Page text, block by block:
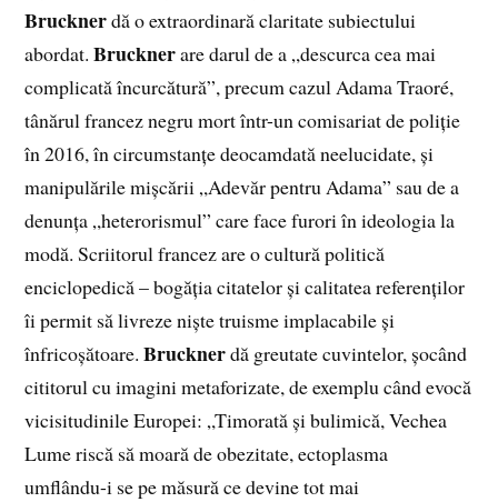
Brucknerdă o extraordinară claritate subiectului
abordat.Brucknerare darul de a „descurca cea mai
complicată încurcătură”, precum cazul Adama Traoré,
tânărul francez negru mort într-un comisariat de poliție
în 2016, în circumstanțe deocamdată neelucidate, și
manipulările mișcării „Adevăr pentru Adama” sau de a
denunța „heterorismul” care face furori în ideologia la
modă. Scriitorul francez are o cultură politică
enciclopedică – bogăția citatelor și calitatea referenților
îi permit să livreze niște truisme implacabile și
înfricoșătoare.Brucknerdă greutate cuvintelor, șocând
cititorul cu imagini metaforizate, de exemplu când evocă
vicisitudinile Europei: „Timorată și bulimică, Vechea
Lume riscă să moară de obezitate, ectoplasma
umflându-i se pe măsură ce devine tot mai